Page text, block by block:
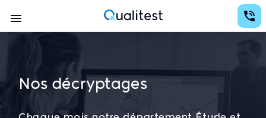
au
contenu
principal
Qualitest
Navigation
Nos décryptages